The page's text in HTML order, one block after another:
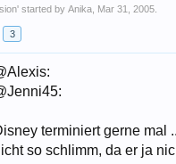
' started byAnika Mar 31, 2005
3
terminiert gerne mal
so schlimm, da er ja